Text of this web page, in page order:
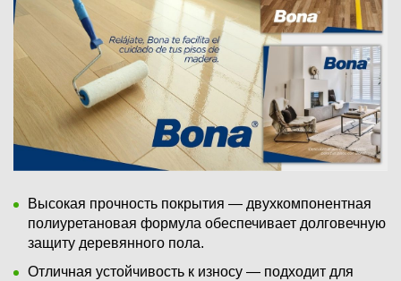
Высокая прочность покрытия — двухкомпонентная
полиуретановая формула обеспечивает долговечную
защиту деревянного пола.
Отличная устойчивость к износу — подходит для